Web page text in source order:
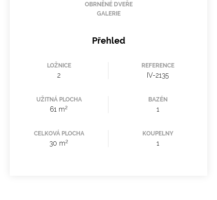
OBRNĚNÉ DVEŘE
GALERIE
Přehled
LOŽNICE
2
REFERENCE
IV-2135
UŽITNÁ PLOCHA
61 m2
BAZÉN
1
CELKOVÁ PLOCHA
30 m2
KOUPELNY
1